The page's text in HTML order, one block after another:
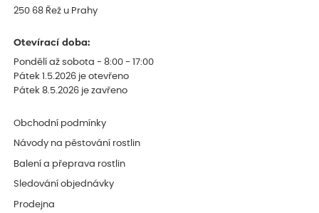
250 68 Řež u Prahy
Otevírací doba:
Pondělí až sobota - 8:00 - 17:00
Pátek 1.5.2026 je otevřeno
Pátek 8.5.2026 je zavřeno
Obchodní podmínky
Návody na pěstování rostlin
Balení a přeprava rostlin
Sledování objednávky
Prodejna